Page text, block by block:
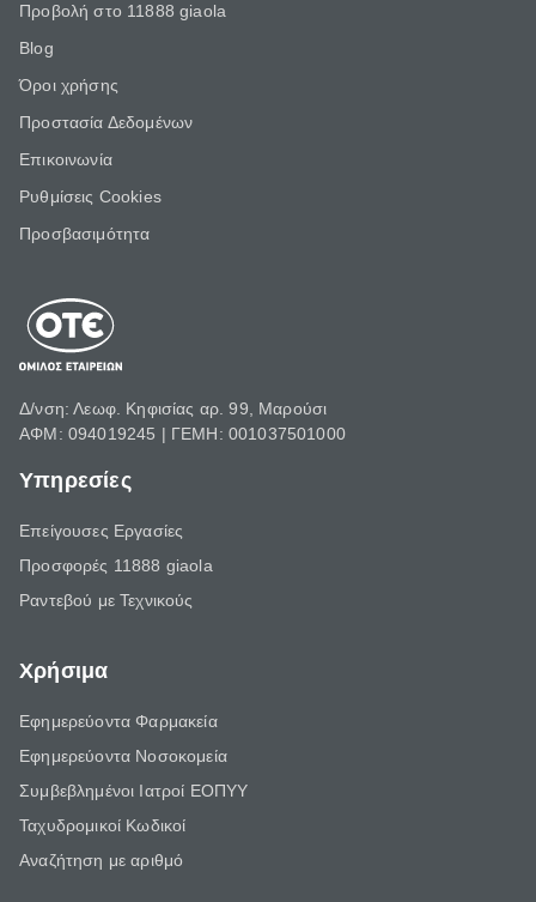
Προβολή στο 11888 giaola
Blog
Όροι χρήσης
Προστασία Δεδομένων
Επικοινωνία
Ρυθμίσεις Cookies
Προσβασιμότητα
Δ/νση: Λεωφ. Κηφισίας αρ. 99, Μαρούσι
ΑΦΜ: 094019245 | ΓΕΜΗ: 001037501000
Υπηρεσίες
Επείγουσες Εργασίες
Προσφορές 11888 giaola
Ραντεβού με Τεχνικούς
Χρήσιμα
Εφημερεύοντα Φαρμακεία
Εφημερεύοντα Νοσοκομεία
Συμβεβλημένοι Ιατροί ΕΟΠΥΥ
Ταχυδρομικοί Κωδικοί
Αναζήτηση με αριθμό